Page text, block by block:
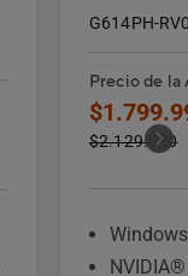
G614PH-
Precio de la
$2.129.990